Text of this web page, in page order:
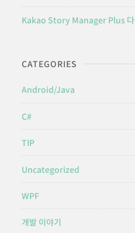
Kakao Story Manager Plus 다
CATEGORIES
Android/Java
C#
TIP
Uncategorized
WPF
개발 이야기